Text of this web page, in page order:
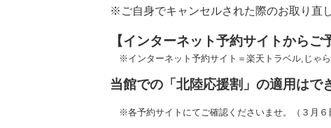
※ご自身でキャンセルされた際のお取り直
【インターネット予約サイトからご
※インターネット予約サイト＝楽天トラベル,じゃ
当館での「北陸応援割」の適用はで
※各予約サイトにてご確認くださいませ。（３月６